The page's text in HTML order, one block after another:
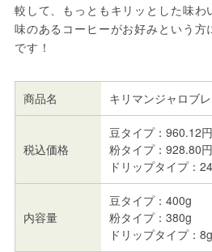
較して、もっともキリッとした味わ
味のあるコーヒーがお好みという方
です！
商品名 キリマンジャロブ
税込価格
豆タイプ：960.12円
粉タイプ：928.80円
ドリップタイプ：
内容量
豆タイプ：400g
粉タイプ：380g
ドリップタイプ：